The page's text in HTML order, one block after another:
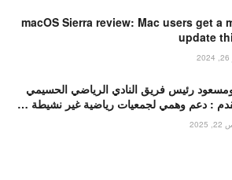
macOS Sierra review: Mac users get a
update
رئيس فريق النادي الرياضي الحسيمي
: دعم وهمي لجمعيات رياضية غير نشيطة …